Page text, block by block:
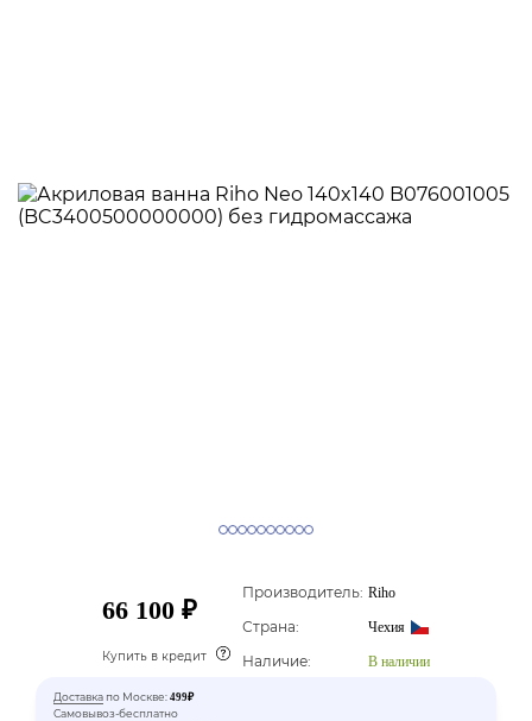
66 100 ₽
Купить в кредит
Производитель: Riho
Страна: Чехия
Наличие: В наличии
Доставка по Москве: 499₽
Самовывоз-бесплатно